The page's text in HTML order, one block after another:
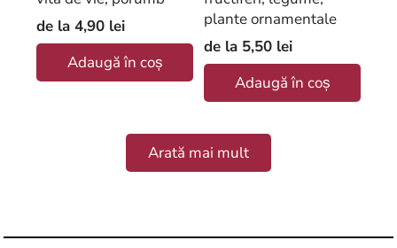
de la 4,90 lei
Adaugă în coș
plante ornamentale
de la 5,50 lei
Adaugă în coș
Arată mai mult